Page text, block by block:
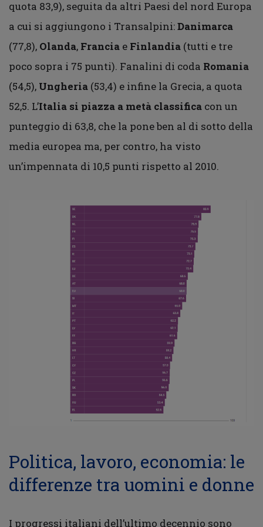
quota 83,9), seguita da altri Paesi del nord Europa
a cui si aggiungono i Transalpini:Danimarca
(77,8), Olanda, Francia e Finlandia (tutti e tre
poco sopra i 75 punti). Fanalini di coda Romania
(54,5), Ungheria (53,4) e infine la Grecia, a quota
52,5. L’Italia si piazza a metà classifica con un
punteggio di 63,8, che la pone ben al di sotto della
media europea ma, per contro, ha visto
un’impennata di 10,5 punti rispetto al 2010.
Politica, lavoro, economia: le
differenze tra uomini e donne
I progressi italiani dell’ultimo decennio sono